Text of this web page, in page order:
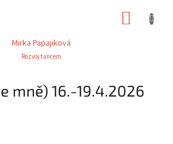
Mirka Papajiková
Rozvoj tancem
mně) 16.-19.4.2026